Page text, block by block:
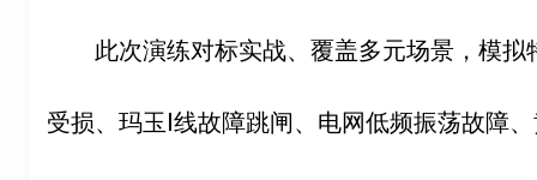
此次演练对标实战、覆盖多元场景，模
受损、玛玉Ⅰ线故障跳闸、电网低频振荡故障